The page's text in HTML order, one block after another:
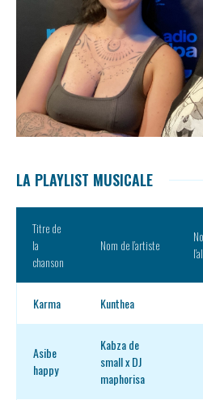
LA PLAYLIST MUSICALE
Titre de
la
chanson
Nom de l’artiste
Karma Kunthea
Asibe
happy
Kabza de
small x DJ
maphorisa